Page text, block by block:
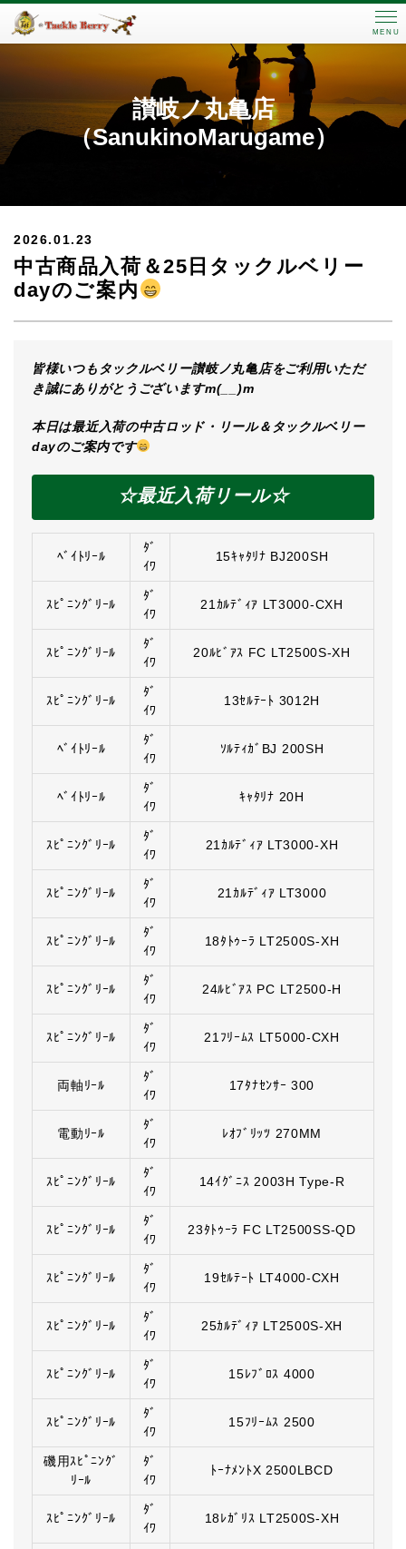
MENU
讃岐ノ丸亀店
（SanukinoMarugame）
2026.01.23
中古商品入荷＆25日タックルベリー
dayのご案内
皆様いつもタックルベリー讃岐ノ丸亀店をご利用いただ
き誠にありがとうございますm(__)m
本日は最近入荷の中古ロッド・リール＆タックルベリー
dayのご案内です
☆最近入荷リール☆
ﾍﾞｲﾄﾘｰﾙ
ﾀﾞ
ｲﾜ
15ｷｬﾀﾘﾅ BJ200SH
ｽﾋﾟﾆﾝｸﾞﾘｰﾙ
ﾀﾞ
ｲﾜ
21ｶﾙﾃﾞｨｱ LT3000-CXH
ｽﾋﾟﾆﾝｸﾞﾘｰﾙ
ﾀﾞ
ｲﾜ
20ﾙﾋﾞｱｽ FC LT2500S-XH
ｽﾋﾟﾆﾝｸﾞﾘｰﾙ
ﾀﾞ
ｲﾜ
13ｾﾙﾃｰﾄ 3012H
ﾍﾞｲﾄﾘｰﾙ
ﾀﾞ
ｲﾜ
ｿﾙﾃｨｶﾞBJ 200SH
ﾍﾞｲﾄﾘｰﾙ
ﾀﾞ
ｲﾜ
ｷｬﾀﾘﾅ 20H
ｽﾋﾟﾆﾝｸﾞﾘｰﾙ
ﾀﾞ
ｲﾜ
21ｶﾙﾃﾞｨｱ LT3000-XH
ｽﾋﾟﾆﾝｸﾞﾘｰﾙ
ﾀﾞ
ｲﾜ
21ｶﾙﾃﾞｨｱ LT3000
ｽﾋﾟﾆﾝｸﾞﾘｰﾙ
ﾀﾞ
ｲﾜ
18ﾀﾄｩｰﾗ LT2500S-XH
ｽﾋﾟﾆﾝｸﾞﾘｰﾙ
ﾀﾞ
ｲﾜ
24ﾙﾋﾞｱｽ PC LT2500-H
ｽﾋﾟﾆﾝｸﾞﾘｰﾙ
ﾀﾞ
ｲﾜ
21ﾌﾘｰﾑｽ LT5000-CXH
両軸ﾘｰﾙ
ﾀﾞ
ｲﾜ
17ﾀﾅｾﾝｻｰ 300
電動ﾘｰﾙ
ﾀﾞ
ｲﾜ
ﾚｵﾌﾞﾘｯﾂ 270MM
ｽﾋﾟﾆﾝｸﾞﾘｰﾙ
ﾀﾞ
ｲﾜ
14ｲｸﾞﾆｽ 2003H Type-R
ｽﾋﾟﾆﾝｸﾞﾘｰﾙ
ﾀﾞ
ｲﾜ
23ﾀﾄｩｰﾗ FC LT2500SS-QD
ｽﾋﾟﾆﾝｸﾞﾘｰﾙ
ﾀﾞ
ｲﾜ
19ｾﾙﾃｰﾄ LT4000-CXH
ｽﾋﾟﾆﾝｸﾞﾘｰﾙ
ﾀﾞ
ｲﾜ
25ｶﾙﾃﾞｨｱ LT2500S-XH
ｽﾋﾟﾆﾝｸﾞﾘｰﾙ
ﾀﾞ
ｲﾜ
15ﾚﾌﾞﾛｽ 4000
ｽﾋﾟﾆﾝｸﾞﾘｰﾙ
ﾀﾞ
ｲﾜ
15ﾌﾘｰﾑｽ 2500
磯用ｽﾋﾟﾆﾝｸﾞ
ﾘｰﾙ
ﾀﾞ
ｲﾜ
ﾄｰﾅﾒﾝﾄX 2500LBCD
ｽﾋﾟﾆﾝｸﾞﾘｰﾙ
ﾀﾞ
ｲﾜ
18ﾚｶﾞﾘｽ LT2500S-XH